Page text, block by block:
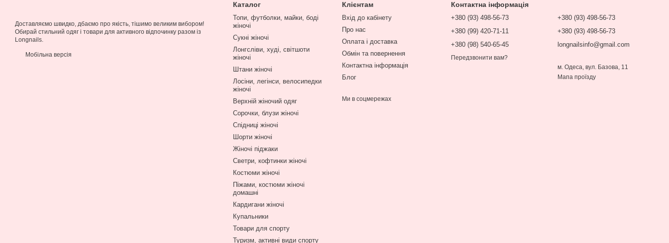
Доставляємо швидко, дбаємо про якість, тішимо великим вибором!
Обирай стильний одяг і товари для активного відпочинку разом із
Longnails.
Мобільна версія
Каталог
Топи, футболки, майки, боді
жіночі
Сукні жіночі
Лонгсліви, худі, світшоти
жіночі
Штани жіночі
Лосіни, легінси, велосипедки
жіночі
Верхній жіночий одяг
Сорочки, блузи жіночі
Спідниці жіночі
Шорти жіночі
Жіночі піджаки
Светри, кофтинки жіночі
Костюми жіночі
Піжами, костюми жіночі
домашні
Кардигани жіночі
Купальники
Товари для спорту
Туризм, активні види спорту
Клієнтам
Вхід до кабінету
Про нас
Оплата і доставка
Обмін та повернення
Контактна інформація
Блог
Ми в соцмережах
Контактна інформація
+380 (93) 498-56-73
+380 (99) 420-71-11
+380 (98) 540-65-45
Передзвонити вам?
+380 (93) 498-56-73
+380 (93) 498-56-73
longnailsinfo@gmail.com
м. Одеса, вул. Базова, 11
Мапа проїзду